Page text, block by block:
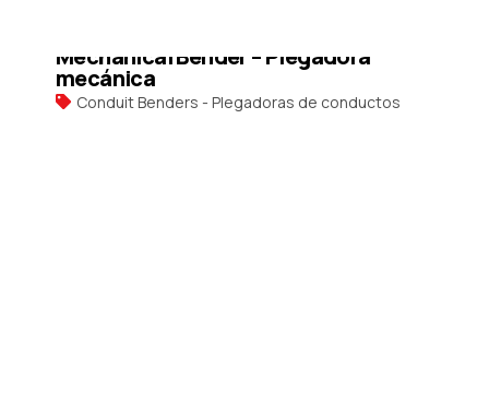
Conduit Benders - Plegadoras de conductos
Mechanical Bender – Plegadora
mecánica